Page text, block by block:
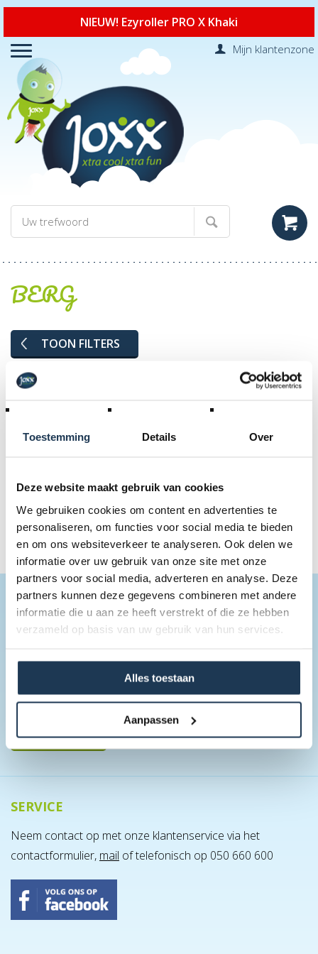
Toestemming Details Over
Deze website maakt gebruik van cookies
We gebruiken cookies om content en advertenties te
personaliseren, om functies voor social media te bieden
en om ons websiteverkeer te analyseren. Ook delen we
informatie over uw gebruik van onze site met onze
partners voor social media, adverteren en analyse. Deze
partners kunnen deze gegevens combineren met andere
informatie die u aan ze heeft verstrekt of die ze hebben
verzameld op basis van uw gebruik van hun services.
Alles toestaan
Aanpassen
NIEUW! Ezyroller PRO X Khaki
Mijn klantenzone
BERG
TOON FILTERS
Geselecteerde filters:
BERG
Geen producten
BLIJF OP DE HOOGTE
Schrijf je in op onze nieuwsbrief en blijf op de hooogte van
SERVICE
Neem contact op met onze klantenservice via het
contactformulier, mail of telefonisch op 050 660 600